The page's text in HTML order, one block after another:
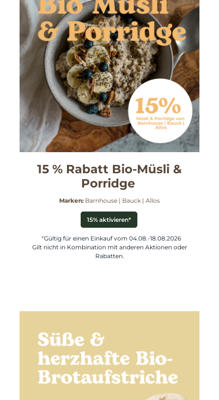
15 % Rabatt Bio-Müsli &
Porridge
Marken: Barnhouse | Bauck | Allos
15% aktivieren*
*Gültig für einen Einkauf vom 04.08.-18.08.2026
Gilt nicht in Kombination mit anderen Aktionen oder
Rabatten.